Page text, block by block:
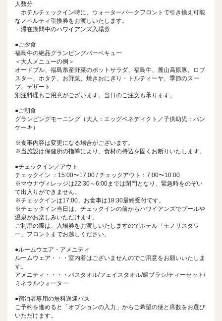
人数分
ホテルチェックイン時に、ウォーターパークフロントで引き換え可能
なノベルティ引換券をお渡しいたします。
・滞在期間中のハワイアンズ入場券
●ご夕食
福島牛の絶品グランピングバーベキュー
＜大人メニューの例＞
オードブル、福島県産野菜のポットサラダ、福島牛、麓山高原豚、ロブ
スター、ホタテ、お野菜、焼きおにぎり・トルティーヤ、季節のスー
プ、デザート
別注料理もご用意がございます。当日のご注文も承ります。
●ご朝食
グランピングモーニング（大人：エッグベネディクト／子供幼児：パン
ケーキ）
※食事内容は変更になる場合がございます。
※当施設は保健所の指導により、食材の持込を固くお断りいたします。
●チェックイン／アウト
チェックイン ：15:00〜17:00 / チェックアウト：7:00〜10:00
※マウナヴィレッジは22:30～6:00までは閉門となり、緊急時をのぞい
て出入りができません。
※チェックインは17:00、お食事は18:30最終受付です。
※チェックイン当日は、チェックインの前からハワイアンズでプールや
温泉がお楽しみいただけます。
ご利用の際は、入場券をお渡しいたしますのでホテル「モノリスタワ
ー」フロントまでお越しください。
●ルームウエア・アメニティ
ルームウェア・・・室内着はございませんのでご用意をお願いいたしま
す。
アメニティ・・・・バスタオル/フェイスタオル/歯ブラシ/ティーセット/
ミネラルウォーター
●宿泊者専用の無料送迎バス
ご予約を進めると「オプションの入力」からご希望の便と席数をお選び
いただけます。